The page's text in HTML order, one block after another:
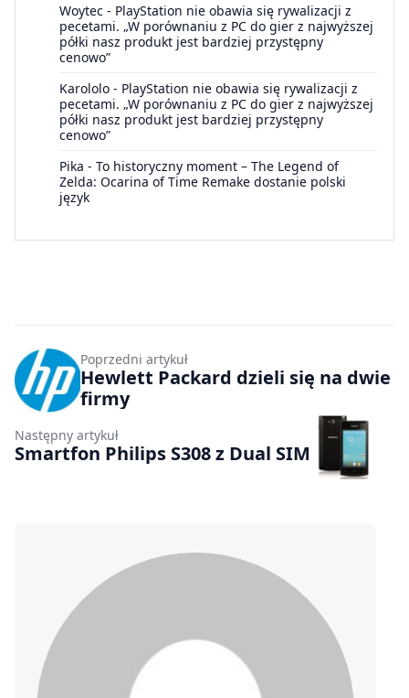
Woytec - PlayStation nie obawia się rywalizacji z
pecetami. „W porównaniu z PC do gier z najwyższej
półki nasz produkt jest bardziej przystępny
cenowo”
Karololo - PlayStation nie obawia się rywalizacji z
pecetami. „W porównaniu z PC do gier z najwyższej
półki nasz produkt jest bardziej przystępny
cenowo”
Pika - To historyczny moment – The Legend of
Zelda: Ocarina of Time Remake dostanie polski
język
Poprzedni artykuł
Hewlett Packard dzieli się na dwie
firmy
Następny artykuł
Smartfon Philips S308 z Dual SIM